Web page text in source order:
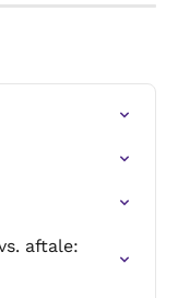
aftale: